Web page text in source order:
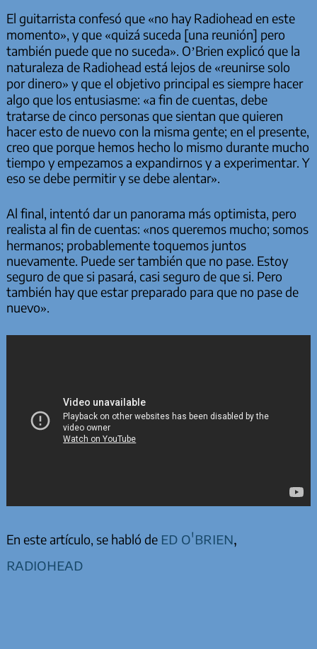
El guitarrista confesó que «no hay Radiohead en este
momento», y que «quizá suceda [una reunión] pero
también puede que no suceda». O’Brien explicó que la
naturaleza de Radiohead está lejos de «reunirse solo
por dinero» y que el objetivo principal es siempre hacer
algo que los entusiasme: «a fin de cuentas, debe
tratarse de cinco personas que sientan que quieren
hacer esto de nuevo con la misma gente; en el presente,
creo que porque hemos hecho lo mismo durante mucho
tiempo y empezamos a expandirnos y a experimentar. Y
eso se debe permitir y se debe alentar».
Al final, intentó dar un panorama más optimista, pero
realista al fin de cuentas: «nos queremos mucho; somos
hermanos; probablemente toquemos juntos
nuevamente. Puede ser también que no pase. Estoy
seguro de que si pasará, casi seguro de que si. Pero
también hay que estar preparado para que no pase de
nuevo».
En este artículo, se habló de ed o'brien,
radiohead